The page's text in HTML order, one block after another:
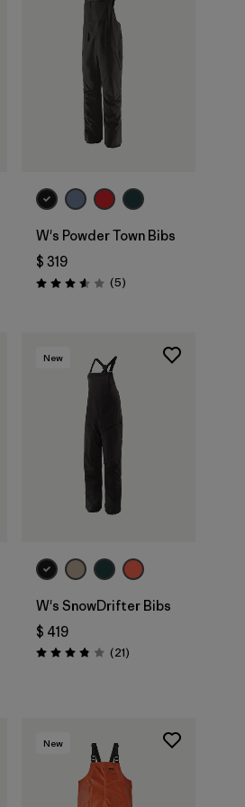
W's Powder Town Bibs
$ 319
Valoración: 3.6 / 5
(5Comentarios
)
New
W's SnowDrifter Bibs
$ 419
Valoración: 3.9 / 5
(21Comentarios
)
New